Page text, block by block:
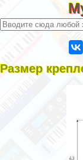
Размер